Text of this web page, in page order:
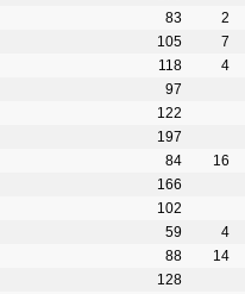
83
2
105
7
118
4
97
122
197
84
16
166
102
59
4
88
14
128